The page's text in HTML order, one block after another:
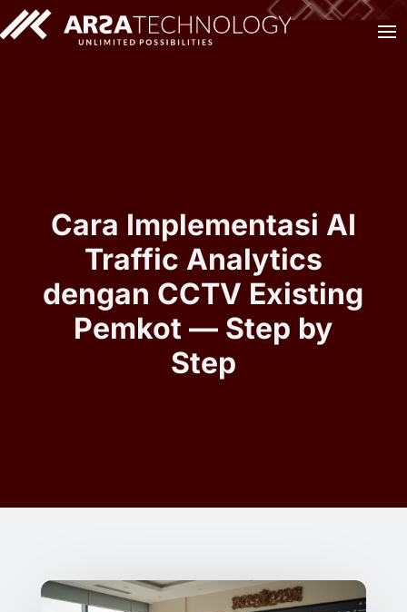
Cara Implementasi AI
Traffic Analytics
dengan CCTV Existing
Pemkot — Step by
Step